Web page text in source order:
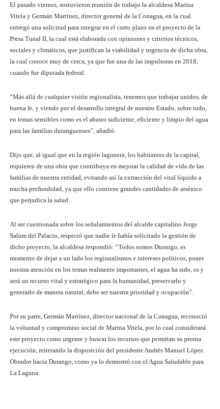
El pasado viernes, sostuvieron reunión de trabajo la alcaldesa Marina
Vitela y Germán Martínez, director general de la Conagua, en la cual
entregó una solicitud para integrar en el corto plazo en el proyecto de la
Presa Tunal II, la cual está elaborada con opiniones y criterios técnicos,
sociales y climáticos, que justifican la viabilidad y urgencia de dicha obra,
la cual conoce muy de cerca, ya que fue una de las impulsoras en 2018,
cuando fue diputada federal.
“Más allá de cualquier visión regionalista, tenemos que trabajar unidos, de
buena fe, y viendo por el desarrollo integral de nuestro Estado, sobre todo,
en temas sensibles como es el abasto suficiente, eficiente y limpio del agua
para las familias duranguenses”, añadió.
Dijo que, al igual que en la región lagunera, los habitantes de la capital,
requieren de una obra que contribuya en mejorar la calidad de vida de las
familias de nuestra entidad, evitando así la extracción del vital líquido a
mucha profundidad, ya que ello contiene grandes cantidades de arsénico
que perjudica la salud.
Al ser cuestionada sobre los señalamientos del alcalde capitalino Jorge
Salum del Palacio, respectó que nadie le había solicitado la gestión de
dicho proyecto, la alcaldesa respondió: “Todos somos Durango, es
momento de dejar a un lado los regionalismos e intereses políticos, poner
nuestra atención en los temas realmente importantes, el agua ha sido, es y
será un recurso vital y estratégico para la humanidad, preservarlo y
generarlo de manera natural, debe ser nuestra prioridad y ocupación”.
Por su parte, Germán Martínez, director nacional de la Conagua, reconoció
la voluntad y compromiso social de Marina Vitela, por lo cual considerará
este proyecto como urgente y buscar los recursos que permitan su pronta
ejecución, reiterando la disposición del presidente Andrés Manuel López
Obrador hacia Durango, como ya lo demostró con el Agua Saludable para
La Laguna.